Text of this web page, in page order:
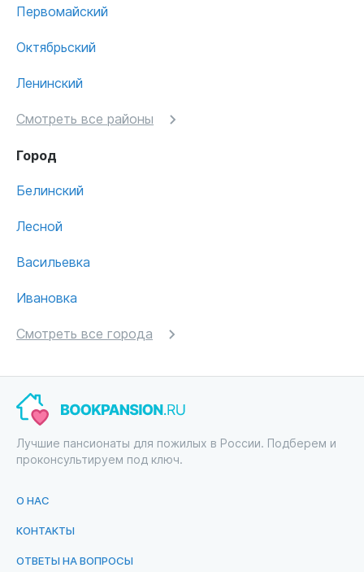
Первомайский
Октябрьский
Ленинский
Смотреть все районы
Город
Белинский
Лесной
Васильевка
Ивановка
Смотреть все города
Лучшие пансионаты для пожилых в России. Подберем и
проконсультируем под ключ.
О НАС
КОНТАКТЫ
ОТВЕТЫ НА ВОПРОСЫ